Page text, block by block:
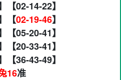
【02-14-22】
【02-19-46】
【05-20-41】
【20-33-41】
【36-43-49】
16准